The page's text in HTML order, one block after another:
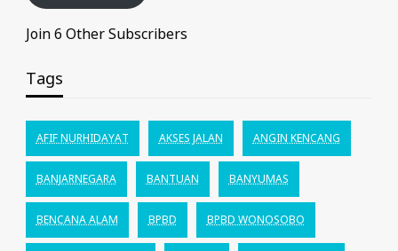
Join 6 Other Subscribers
Tags
AFIF NURHIDAYAT AKSES JALAN ANGIN KENCANG
BANJARNEGARA BANTUAN BANYUMAS
BENCANA ALAM BPBD BPBD WONOSOBO